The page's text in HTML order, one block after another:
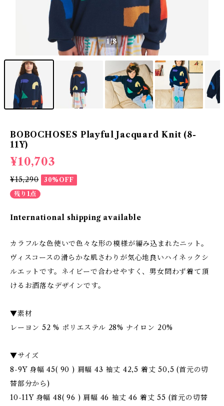
1/8
BOBOCHOSES Playful Jacquard Knit (8-
11Y)
¥10,703
¥15,290
30%OFF
残り1点
International shipping available
カラフルな色使いで色々な形の模様が編み込まれたニット。
ヴィスコースの滑らかな肌さわりが気心地良いハイネックシ
ルエットです。ネイビーで合わせやすく、男女問わず着て頂
けるお洒落なデザインです。
▼素材
レーヨン 52 % ポリエステル 28% ナイロン 20%
▼サイズ
8-9Y 身幅 45( 90 ) 肩幅 43 袖丈 42,5 着丈 50,5 (首元の切
替部分から)
10-11Y 身幅 48( 96 ) 肩幅 46 袖丈 46 着丈 55 (首元の切替